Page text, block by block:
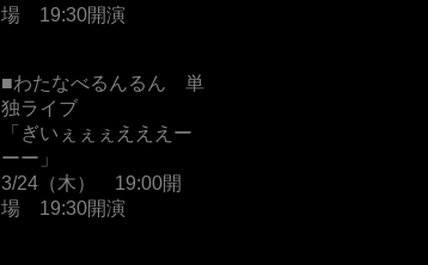
場 19:30開演
■わたなべるんるん 単
独ライブ
「ぎいぇぇぇえええー
ーー」
3/24（木） 19:00開
場 19:30開演